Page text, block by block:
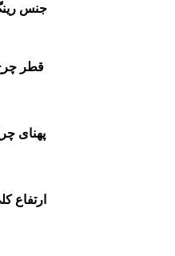
جنس
قطر
پهنای
ارتفاع